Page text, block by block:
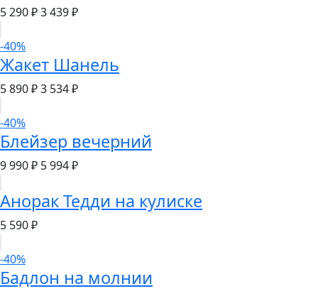
5 290 ₽3 439 ₽
-40%
Жакет Шанель
5 890 ₽3 534 ₽
-40%
Блейзер вечерний
9 990 ₽ 5 994 ₽
Анорак Тедди на кулиске
5 590 ₽
-40%
Бадлон на молнии